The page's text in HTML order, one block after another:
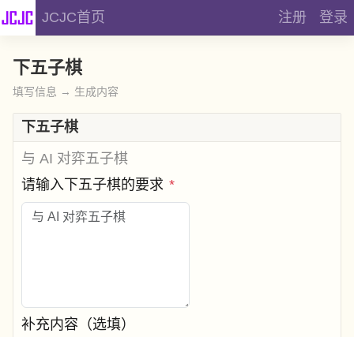
JCJC首页 注册 登录
下五子棋
填写信息 → 生成内容
下五子棋
与 AI 对弈五子棋
请输入下五子棋的要求 *
补充内容（选填）